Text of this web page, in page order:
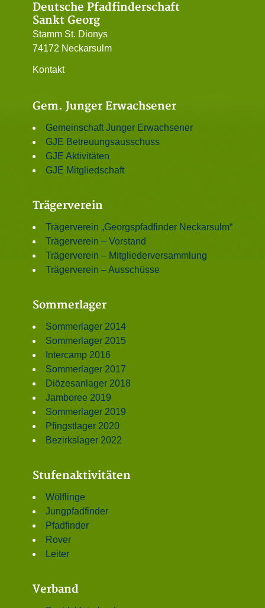
Deutsche Pfadfinderschaft
Sankt Georg
Stamm St. Dionys
74172 Neckarsulm
Kontakt
Gem. Junger Erwachsener
Gemeinschaft Junger Erwachsener
GJE Betreuungsausschuss
GJE Aktivitäten
GJE Mitgliedschaft
Trägerverein
Trägerverein „Georgspfadfinder Neckarsulm“
Trägerverein – Vorstand
Trägerverein – Mitgliederversammlung
Trägerverein – Ausschüsse
Sommerlager
Sommerlager 2014
Sommerlager 2015
Intercamp 2016
Sommerlager 2017
Diözesanlager 2018
Jamboree 2019
Sommerlager 2019
Pfingstlager 2020
Bezirkslager 2022
Stufenaktivitäten
Wölflinge
Jungpfadfinder
Pfadfinder
Rover
Leiter
Verband